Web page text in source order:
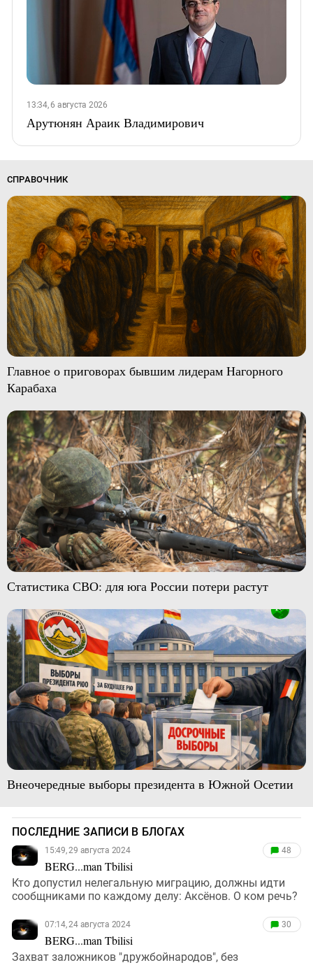
13:34, 6 августа 2026
Арутюнян Араик Владимирович
СПРАВОЧНИК
Главное о приговорах бывшим лидерам Нагорного
Карабаха
Статистика СВО: для юга России потери растут
Внеочередные выборы президента в Южной Осетии
ПОСЛЕДНИЕ ЗАПИСИ В БЛОГАХ
15:49, 29 августа 2024
BERG...man Tbilisi
48
Кто допустил нелегальную миграцию, должны идти
сообщниками по каждому делу: Аксёнов. О ком речь?
07:14, 24 августа 2024
BERG...man Tbilisi
30
Захват заложников "дружбойнародов", без